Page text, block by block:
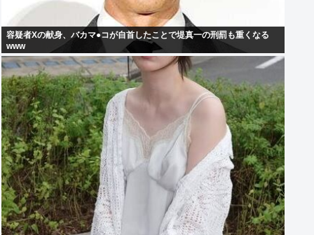
容疑者Xの献身、バカマ●コが自首したことで堤真一の刑罰も重くなる
www